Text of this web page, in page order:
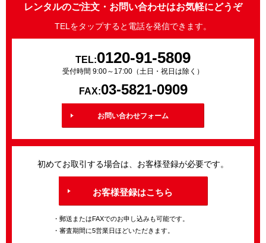
レンタルのご注文・お問い合わせはお気軽にどうぞ
TELをタップすると電話を発信できます。
TEL:0120-91-5809
受付時間 9:00～17:00（土日・祝日は除く）
FAX:03-5821-0909
お問い合わせフォーム
初めてお取引する場合は、お客様登録が必要です。
お客様登録はこちら
・郵送またはFAXでのお申し込みも可能です。
・審査期間に5営業日ほどいただきます。